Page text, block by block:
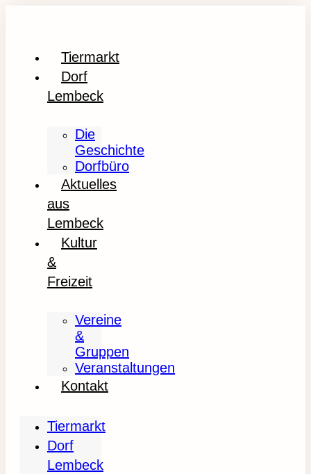
Tiermarkt
Dorf
Lembeck
Die
Geschichte
Dorfbüro
Aktuelles
aus
Lembeck
Kultur
&
Freizeit
Vereine
&
Gruppen
Veranstaltungen
Kontakt
Tiermarkt
Dorf
Lembeck